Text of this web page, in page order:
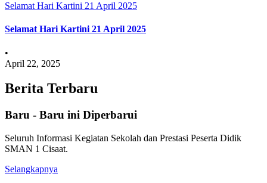
Selamat Hari Kartini 21 April 2025
Selamat Hari Kartini 21 April 2025
•
April 22, 2025
Berita Terbaru
Baru - Baru ini Diperbarui
Seluruh Informasi Kegiatan Sekolah dan Prestasi Peserta Didik
SMAN 1 Cisaat.
Selangkapnya